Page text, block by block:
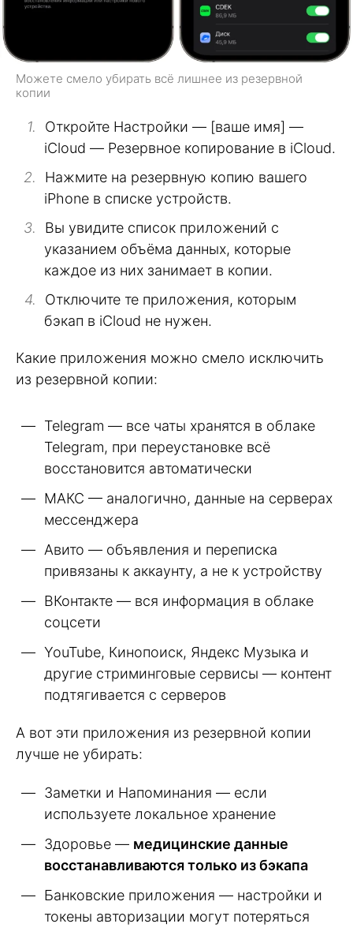
Можете смело убирать всё лишнее из резервной
копии
Откройте Настройки — [ваше имя] —
iCloud — Резервное копирование в iCloud.
Нажмите на резервную копию вашего
iPhone в списке устройств.
Вы увидите список приложений с
указанием объёма данных, которые
каждое из них занимает в копии.
Отключите те приложения, которым
бэкап в iCloud не нужен.
Какие приложения можно смело исключить
из резервной копии:
Telegram — все чаты хранятся в облаке
Telegram, при переустановке всё
восстановится автоматически
МАКС — аналогично, данные на серверах
мессенджера
Авито — объявления и переписка
привязаны к аккаунту, а не к устройству
ВКонтакте — вся информация в облаке
соцсети
YouTube, Кинопоиск, Яндекс Музыка и
другие стриминговые сервисы — контент
подтягивается с серверов
А вот эти приложения из резервной копии
лучше не убирать:
Заметки и Напоминания — если
используете локальное хранение
Здоровье — медицинские данные
восстанавливаются только из бэкапа
Банковские приложения — настройки и
токены авторизации могут потеряться